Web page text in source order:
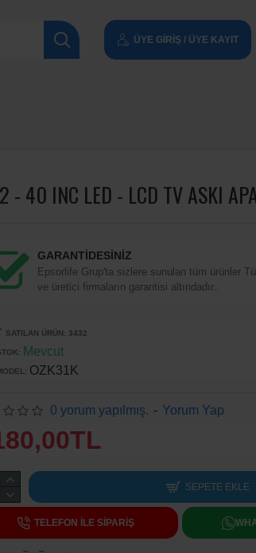
ÜYE GIRIŞ / ÜYE KAYIT
- 40 INC LED - LCD TV ASKI
GARANTİDESİNİZ
Epsorlife Grup'ta sizlere sunulan tüm ürünler
ve üretici firmaların garantisi altındadır..
Mevcut
OZK31K
SATILAN ÜRÜN: 3432
0 yorum yapılmış. - Yorum Yap
SEPETE EKLE
TELEFON ILE SIPARIŞ